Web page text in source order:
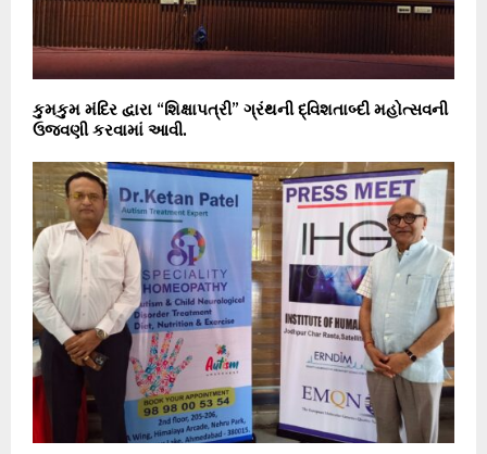
કુમકુમ મંદિર દ્વારા “શિક્ષાપત્રી” ગ્રંથની દ્વિશતાબ્દી મહોત્સવની
ઉજવણી કરવામાં આવી.